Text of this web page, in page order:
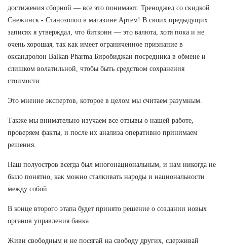
достижения сборной — все это понимают. Треноджед со скидкой
Снежинск - Станозолол в магазине Артем! В своих предыдущих
записях я утверждал, что биткоин — это валюта, хотя пока и не
очень хорошая, так как имеет ограниченное признание в
оксандролон Balkan Pharma Биробиджан посредника в обмене и
слишком волатильной, чтобы быть средством сохранения
стоимости.
Это мнение экспертов, которое в целом мы считаем разумным.
Также мы внимательно изучаем все отзывы о нашей работе,
проверяем факты, и после их анализа оперативно принимаем
решения.
Наш полуостров всегда был многонациональным, и нам никогда не
было понятно, как можно сталкивать народы и национальности
между собой.
В конце второго этапа будет принято решение о создании новых
органов управления банка.
Живи свободным и не посягай на свободу других, сдерживай